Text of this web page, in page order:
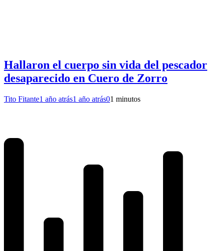
Hallaron el cuerpo sin vida del pescador
desaparecido en Cuero de Zorro
Tito Fitante1 año atrás1 año atrás01 minutos